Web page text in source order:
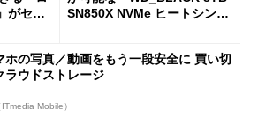
がセー
SN850X NVMe ヒートシンク
ホの写真／動画をもう一段安全に 買い切
ラウドストレージ
Mobile）